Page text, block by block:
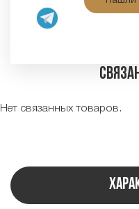
Нет связанных товаров.